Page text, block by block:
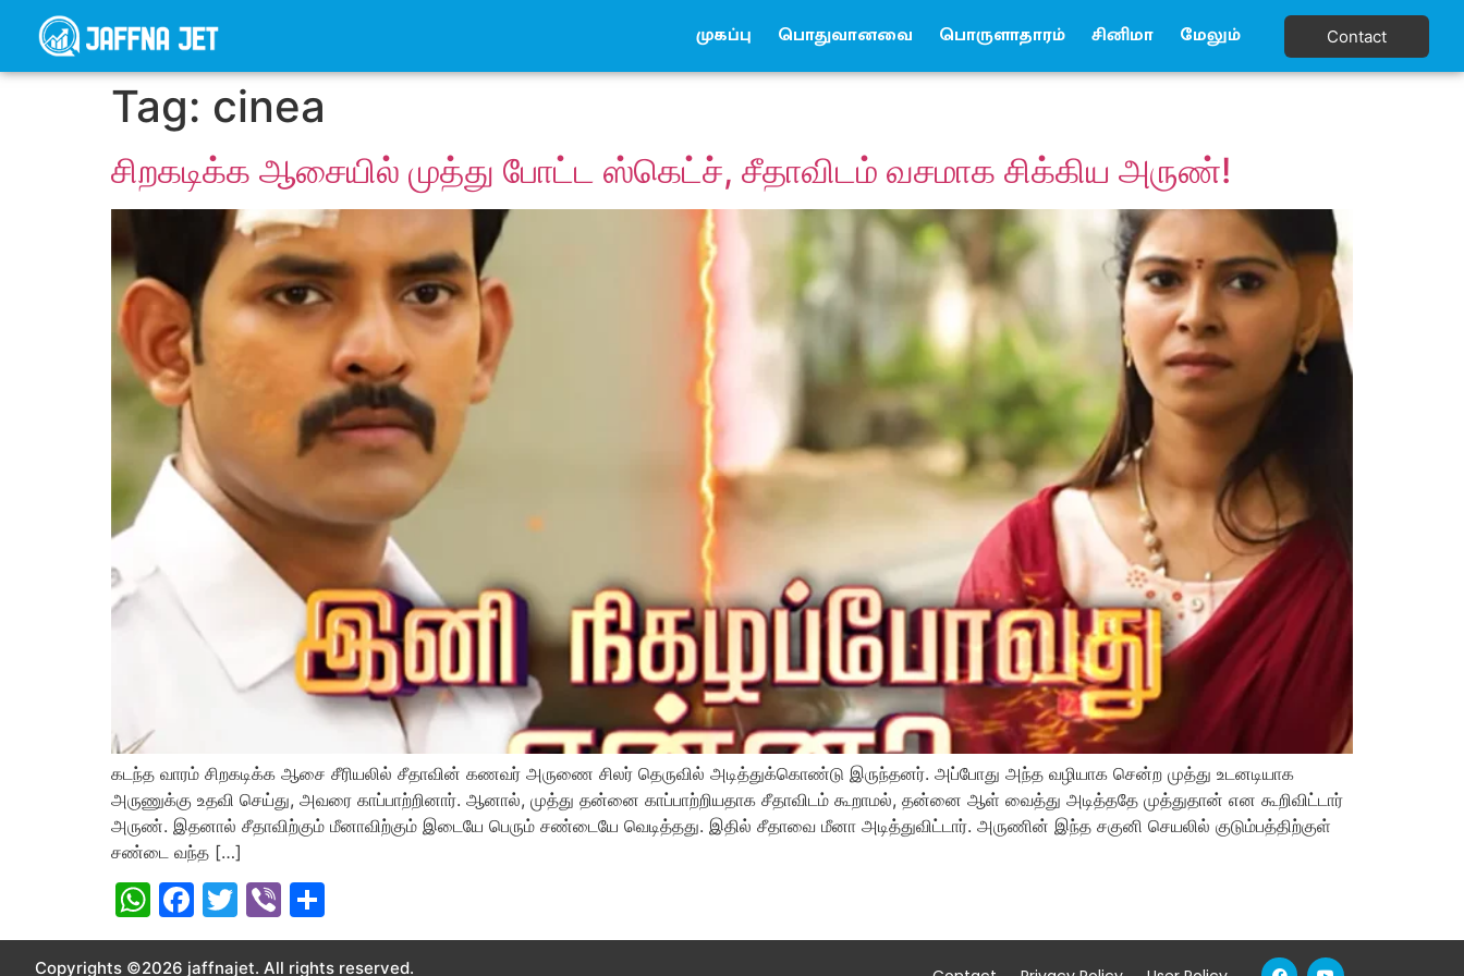
முகப்பு பொதுவானவை பொருளாதாரம் சினிமா மேலும் Contact
Tag: cinea
சிறகடிக்க ஆசையில் முத்து போட்ட ஸ்கெட்ச், சீதாவிடம் வசமாக சிக்கிய அருண்!
கடந்த வாரம் சிறகடிக்க ஆசை சீரியலில் சீதாவின் கணவர் அருணை சிலர் தெருவில் அடித்துக்கொண்டு இருந்தனர். அப்போது அந்த வழியாக சென்ற முத்து உடனடியாக
அருணுக்கு உதவி செய்து, அவரை காப்பாற்றினார். ஆனால், முத்து தன்னை காப்பாற்றியதாக சீதாவிடம் கூறாமல், தன்னை ஆள் வைத்து அடித்ததே முத்துதான் என கூறிவிட்டார்
அருண். இதனால் சீதாவிற்கும் மீனாவிற்கும் இடையே பெரும் சண்டையே வெடித்தது. இதில் சீதாவை மீனா அடித்துவிட்டார். அருணின் இந்த சகுனி செயலில் குடும்பத்திற்குள்
சண்டை வந்த […]
WhatsApp
Facebook
Twitter
Viber
Copyrights ©2026 jaffnajet. All rights reserved.